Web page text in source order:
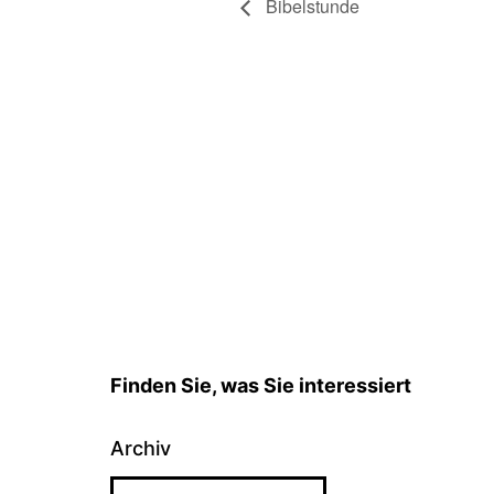
Bibelstunde
Finden Sie, was Sie interessiert
Archiv